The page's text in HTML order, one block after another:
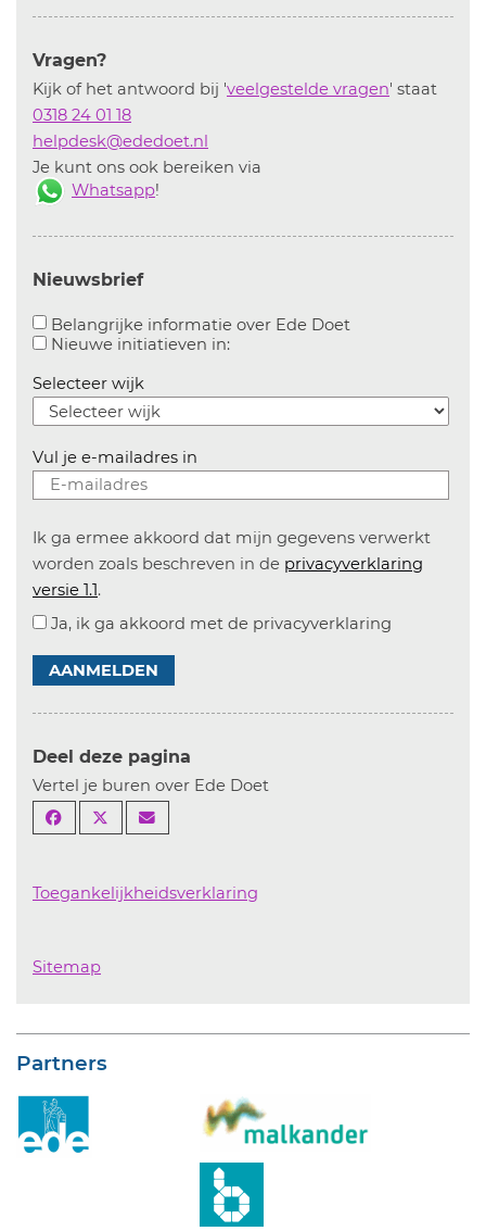
Vragen?
Kijk of het antwoord bij 'veelgestelde vragen' staat
0318 24 01 18
helpdesk@ededoet.nl
Je kunt ons ook bereiken via
Whatsapp!
Nieuwsbrief
Belangrijke informatie over Ede Doet
Nieuwe initiatieven in:Aanvinken om informatie over
Selecteer wijk
Vul je e-mailadres in
Ik ga ermee akkoord dat mijn gegevens verwerkt
worden zoals beschreven in de privacyverklaring
versie 1.1.
Ja, ik ga akkoord met de privacyverklaring
AANMELDEN
Deel deze pagina
Vertel je buren over Ede Doet
Toegankelijkheidsverklaring
Sitemap
Partners